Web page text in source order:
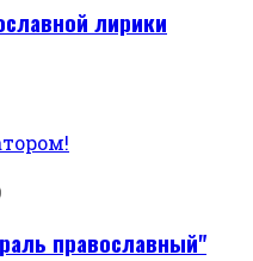
лирики
православный"